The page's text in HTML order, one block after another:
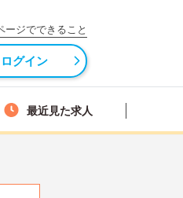
ージでできること
ログイン
最近見た求人